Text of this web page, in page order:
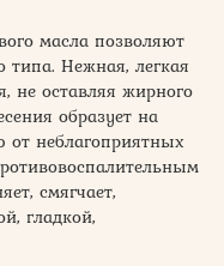
масла позволяют
типа. Нежная, легкая
не оставляя жирного
образует на
неблагоприятных
смягчает,
гладкой,